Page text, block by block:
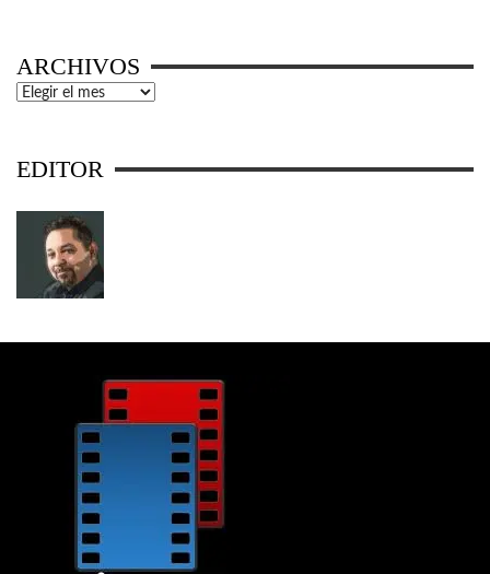
ARCHIVOS
Archivos
EDITOR